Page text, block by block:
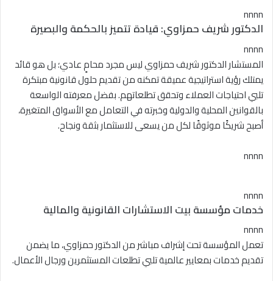
nnnn
الدكتور شريف حمزاوي: قيادة تتميز بالحكمة والبصيرة
nnnn
المستشار الدكتور شريف حمزاوي ليس مجرد محامٍ عادي؛ بل هو قائد
يمتلك رؤية استراتيجية عميقة تمكنه من تقديم حلول قانونية مبتكرة
تلبي احتياجات العملاء وتحقق تطلعاتهم. بفضل معرفته الواسعة
بالقوانين المحلية والدولية وخبرته في التعامل مع الأسواق المتغيرة،
أصبح شريكًا موثوقًا لكل من يسعى للاستثمار بثقة ونجاح.
nnnn
nnnn
خدمات مؤسسة بيت الاستشارات القانونية والمالية
nnnn
تعمل المؤسسة تحت إشراف مباشر من الدكتور حمزاوي، ما يضمن
تقديم خدمات بمعايير عالمية تلبي تطلعات المستثمرين ورجال الأعمال.